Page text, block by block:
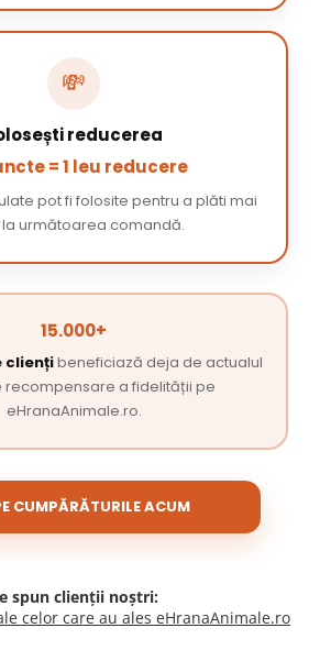
💸
reducerea
= 1 leu reducere
pot fi folosite pentru a plăti mai
următoarea comandă.
15.000+
cliențibeneficiază deja de actualul
recompensare a fidelității pe
eHranaAnimale.ro.
CUMPĂRĂTURILE ACUM
spun clienții noștri:
celor care au ales eHranaAnimale.ro